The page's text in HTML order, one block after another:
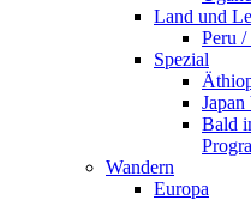
Land und
Peru
Spezial
Bald
Wandern
Europa